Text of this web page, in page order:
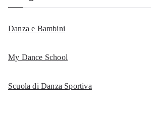
Danza e Bambini
My Dance School
Scuola di Danza Sportiva